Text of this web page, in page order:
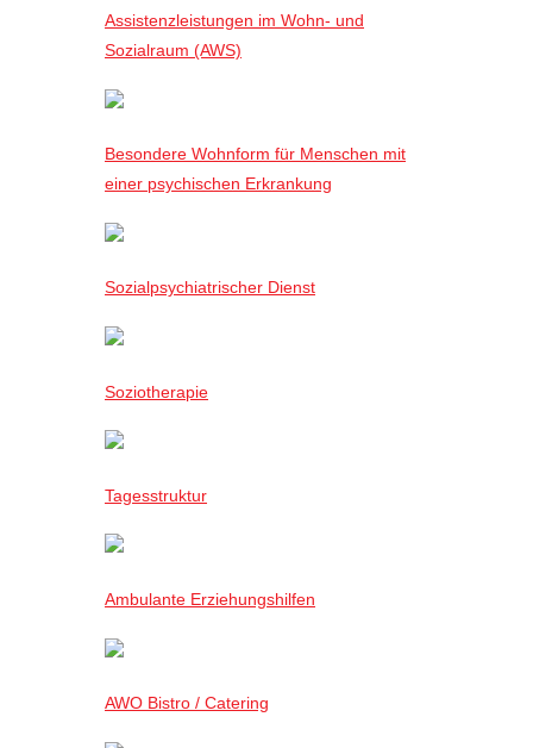
Assistenzleistungen im Wohn- und
Sozialraum (AWS)
Besondere Wohnform für Menschen mit
einer psychischen Erkrankung
Sozialpsychiatrischer Dienst
Soziotherapie
Tagesstruktur
Ambulante Erziehungshilfen
AWO Bistro / Catering